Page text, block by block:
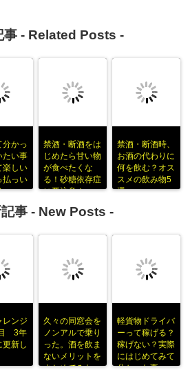
- Related Posts -
分かっ
たい事
楽しい
払っい
禁酒・断酒をは
じめたら甘い物
が食べたくな
る！砂糖依存症
に要注意！
禁酒・断酒時、
お酒の代わりに
何を飲む？オス
スメの飲み物5
選
事 - New Posts -
レンジ
3年
更新し
久々の同窓会を
ノンアルで乗り
った。酒を飲ま
ないメリットを
まとめてみた
軽貨物ドライバ
ーって稼げる？
稼げない？実際
にはじめてみて
分かった事